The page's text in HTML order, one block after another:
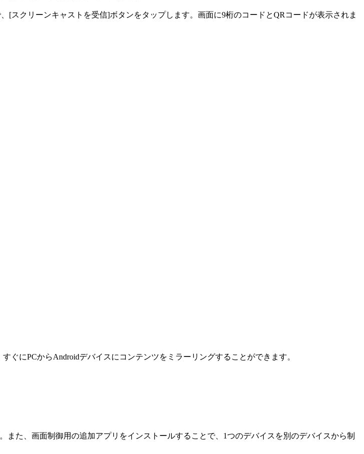
[スクリーンキャストを受信]ボタンをタップします。画面に9桁のコードとQRコードが表示されま
ぐにPCからAndroidデバイスにコンテンツをミラーリングすることができます。
た、画面制御用の追加アプリをインストールすることで、1つのデバイスを別のデバイスから制